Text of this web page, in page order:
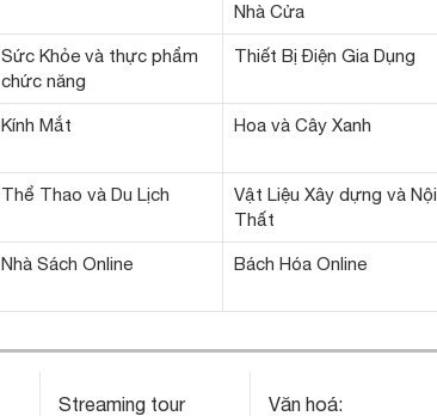
Nhà Cửa
Sức Khỏe và thực phẩm
chức năng
Thiết Bị Điện Gia Dụng
Kính Mắt Hoa và Cây Xanh
Thể Thao và Du Lịch
Vật Liệu Xây dựng và Nội
Thất
Nhà Sách Online Bách Hóa Online
Streaming tour
Văn hoá: